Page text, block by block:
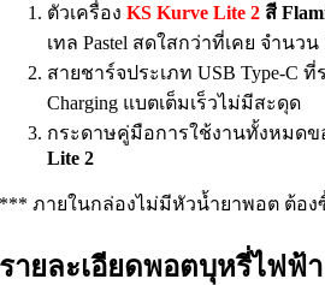
ตัวเครื่องKS Kurve Lite 2 สี
เทล Pastel สดใสกว่าที่เคย จำนวน
สายชาร์จประเภท USB Type-C ที่
Charging แบตเต็มเร็วไม่มีสะดุด
กระดาษคู่มือการใช้งานทั้งหมดข
Lite 2
*** ภายในกล่องไม่มีหัวน้ำยาพอต ต้อ
รายละเอียดพอตบุหรี่ไฟฟ้